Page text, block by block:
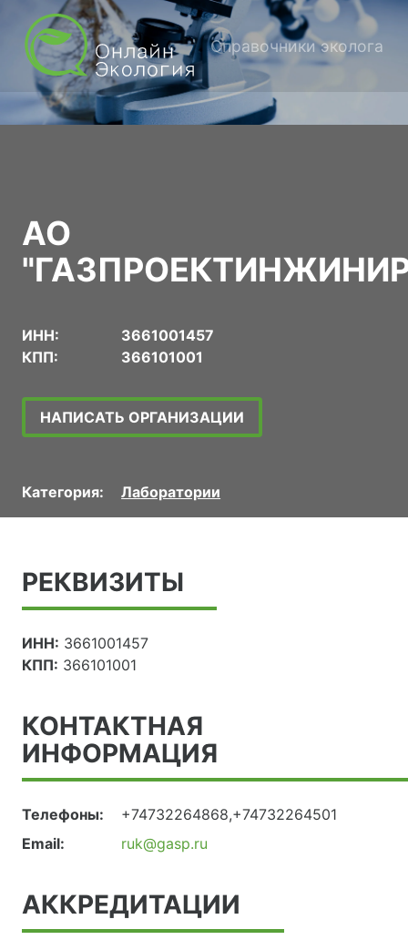
Справочники эколога
АО
ИНН:
3661001457
КПП:
366101001
НАПИСАТЬ ОРГАНИЗАЦИИ
Категория: Лаборатории
РЕКВИЗИТЫ
ИНН: 3661001457
КПП: 366101001
КОНТАКТНАЯ
ИНФОРМАЦИЯ
Телефоны:
+74732264868,+74732264501
Email:
ruk@gasp.ru
АККРЕДИТАЦИИ